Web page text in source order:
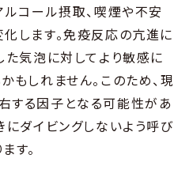
ルコール摂取、喫煙や不安
します。免疫反応の亢進に
た気泡に対してより敏感に
もしれません。このため、現
する因子となる可能性があ
にダイビングしないよう呼び
す。